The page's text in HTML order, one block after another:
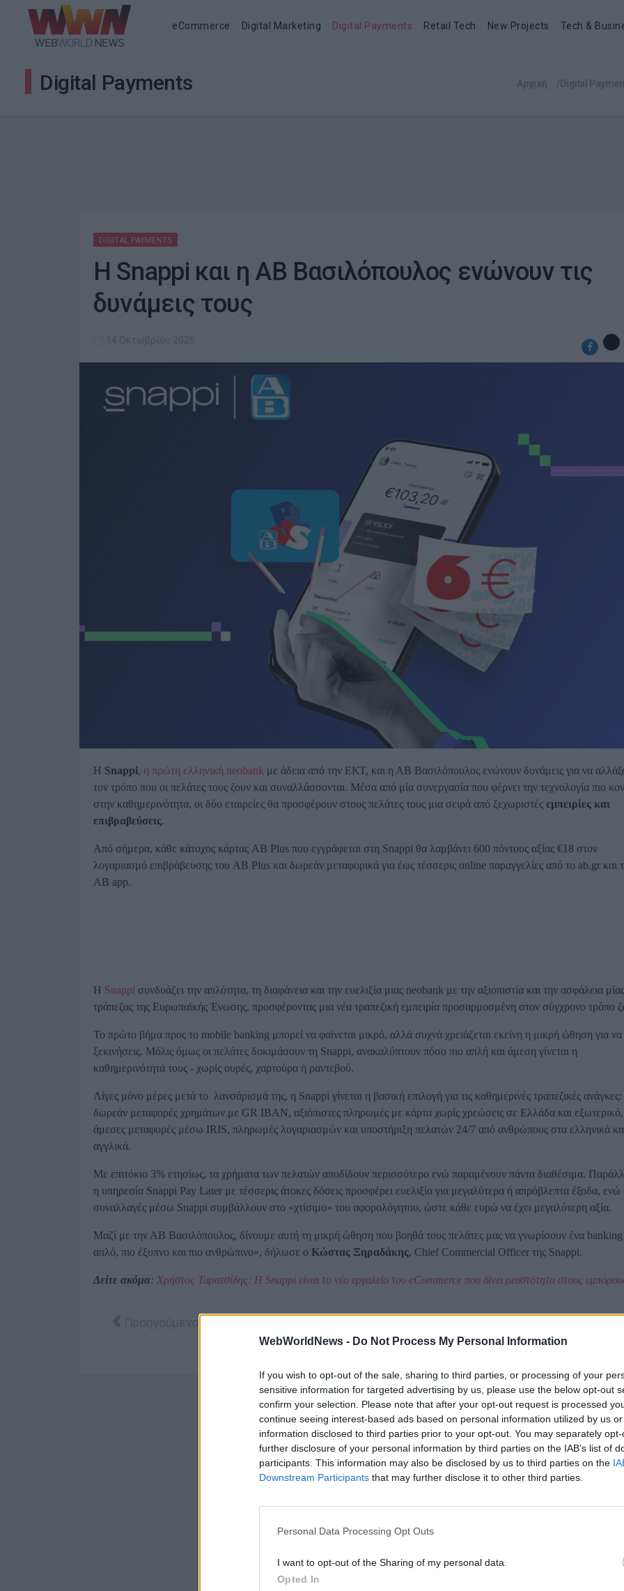
WebWorldNews - Do Not Process My Personal Information
If you wish to opt-out of the sale, sharing to third parties, or processing of your
sensitive information for targeted advertising by us, please use the below opt-out
confirm your selection. Please note that after your opt-out request is processed
continue seeing interest-based ads based on personal information utilized by us
information disclosed to third parties prior to your opt-out. You may separately
further disclosure of your personal information by third parties on the IAB’s list of
participants. This information may also be disclosed by us to third parties on the
Downstream Participants that may further disclose it to other third parties.
Personal Data Processing Opt Outs
I want to opt-out of the Sharing of my personal data.
Opted In
eCommerce Digital Marketing Digital Payments Retail Tech New Projects Tech &
Digital Payments
DIGITAL PAYMENTS
Η Snappi και η ΑΒ Βασιλόπουλος ενώνουν τις
δυνάμεις τους
Η Snappi, η πρώτη ελληνική neobank με άδεια από την ΕΚΤ, και η ΑΒ Βασιλόπουλος ενώνουν δυνάμεις για να
τον τρόπο που οι πελάτες τους ζουν και συναλλάσσονται. Μέσα από μία συνεργασία που φέρνει την τεχνολογία πιο
στην καθημερινότητα, οι δύο εταιρείες θα προσφέρουν στους πελάτες τους μια σειρά από ξεχωριστές εμπειρίες και
επιβραβεύσεις.
Από σήμερα, κάθε κάτοχος κάρτας AB Plus που εγγράφεται στη Snappi θα λαμβάνει 600 πόντους αξίας €18 στον
λογαριασμό επιβράβευσης του AB Plus και δωρεάν μεταφορικά για έως τέσσερις online παραγγελίες από το ab.gr και
AB app.
Η Snappi συνδυάζει την απλότητα, τη διαφάνεια και την ευελιξία μιας neobank με την αξιοπιστία και την ασφάλεια μίας
τράπεζας της Ευρωπαϊκής Ένωσης, προσφέροντας μια νέα τραπεζική εμπειρία προσαρμοσμένη στον σύγχρονο τρόπο
Το πρώτο βήμα προς το mobile banking μπορεί να φαίνεται μικρό, αλλά συχνά χρειάζεται εκείνη η μικρή ώθηση για να
ξεκινήσεις. Μόλις όμως οι πελάτες δοκιμάσουν τη Snappi, ανακαλύπτουν πόσο πιο απλή και άμεση γίνεται η
καθημερινότητά τους - χωρίς ουρές, χαρτούρα ή ραντεβού.
Λίγες μόνο μέρες μετά το λανσάρισμά της, η Snappi γίνεται η βασική επιλογή για τις καθημερινές τραπεζικές ανάγκες:
δωρεάν μεταφορές χρημάτων με GR IBAN, αξιόπιστες πληρωμές με κάρτα χωρίς χρεώσεις σε Ελλάδα και εξωτερικό,
άμεσες μεταφορές μέσω IRIS, πληρωμές λογαριασμών και υποστήριξη πελατών 24/7 από ανθρώπους στα ελληνικά
αγγλικά.
Με επιτόκιο 3% ετησίως, τα χρήματα των πελατών αποδίδουν περισσότερο ενώ παραμένουν πάντα διαθέσιμα.
η υπηρεσία Snappi Pay Later με τέσσερις άτοκες δόσεις προσφέρει ευελιξία για μεγαλύτερα ή απρόβλεπτα έξοδα, ενώ
συναλλαγές μέσω Snappi συμβάλλουν στο «χτίσιμο» του αφορολόγητου, ώστε κάθε ευρώ να έχει μεγαλύτερη αξία.
Μαζί με την ΑΒ Βασιλόπουλος, δίνουμε αυτή τη μικρή ώθηση που βοηθά τους πελάτες μας να γνωρίσουν ένα banking
απλό, πιο έξυπνο και πιο ανθρώπινο», δήλωσε ο Κώστας Ξηραδάκης, Chief Commercial Officer της Snappi.
Δείτε ακόμα: Χρήστος Ταρατσίδης: Η Snappi είναι το νέο εργαλείο του eCommerce που δίνει ρευστότητα στους
Προηγούμενο άρθρο: Η Snappi πάει… Public Επόμενο